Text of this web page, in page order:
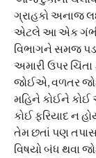
ગ્રાહકો અનાજ
એટલે આ એક ગંભીર
વિભાગને સમજ
અમારી ઉપર
જોઈએ, વળતર
મહિને કોઈને કોઈ
કોઈ ફરિયાદ ન
તેમ છતાં પણ
વિષયો બંધ થવા